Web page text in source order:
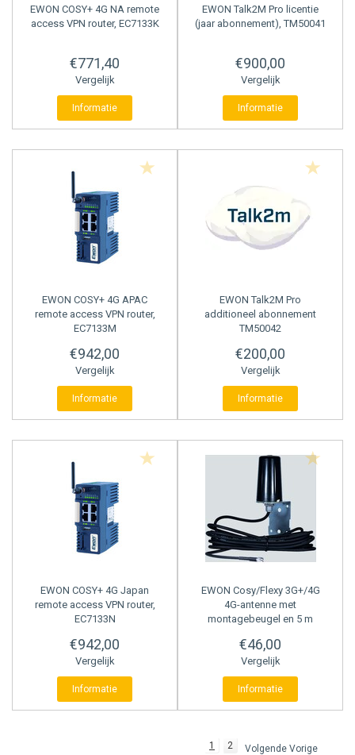
EWON COSY+ 4G NA remote
access VPN router, EC7133K
€771,40
Vergelijk
Informatie
EWON Talk2M Pro licentie
(jaar abonnement), TM50041
€900,00
Vergelijk
Informatie
EWON COSY+ 4G APAC
remote access VPN router,
EC7133M
€942,00
Vergelijk
Informatie
EWON Talk2M Pro
additioneel abonnement
TM50042
€200,00
Vergelijk
Informatie
EWON COSY+ 4G Japan
remote access VPN router,
EC7133N
€942,00
Vergelijk
Informatie
EWON Cosy/Flexy 3G+/4G
4G-antenne met
montagebeugel en 5 m
€46,00
Vergelijk
Informatie
1 2 Volgende Vorige